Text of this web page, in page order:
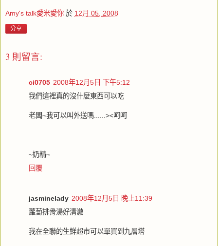
Amy's talk愛米愛你 於 12月 05, 2008
分享
3 則留言:
ci0705 2008年12月5日 下午5:12
我們這裡真的沒什麼東西可以吃
老闆~我可以叫外送嗎......><呵呵
~奶精~
回覆
jasminelady 2008年12月5日 晚上11:39
蘿蔔排骨湯好清澈
我在全聯的生鮮超市可以單買到九層塔